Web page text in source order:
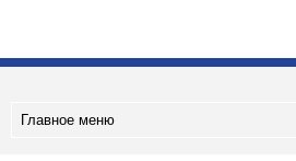
Главное меню